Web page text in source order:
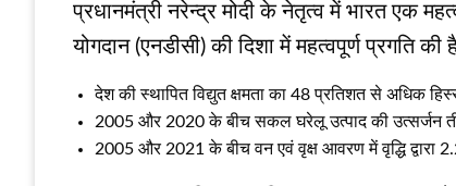
प्रधानमंत्री नरेन्द्र मोदी के नेतृत्व में भारत एक
योगदान (एनडीसी) की दिशा में महत्वपूर्ण प्रगति
देश की स्थापित विद्युत क्षमता का 48 प्रतिशत से अधिक
2005 और 2020 के बीच सकल घरेलू उत्पाद की उत्सर्जन
2005 और 2021 के बीच वन एवं वृक्ष आवरण में वृद्धि द्वारा